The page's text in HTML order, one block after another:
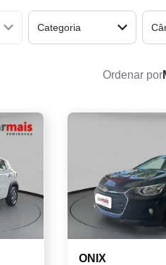
Categoria
Ordenar por
ONIX